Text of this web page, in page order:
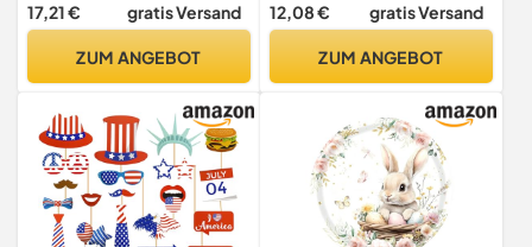
17,21 € gratis Versand
ZUM ANGEBOT
12,08 € gratis Versand
ZUM ANGEBOT